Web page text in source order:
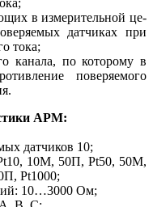
в измерительной це­
датчиках при
тока;
канала, по которому в
поверяемого
АРМ:
датчиков 10;
10М, 50П, Pt50, 50М,
Pt1000;
10…3000 Ом;